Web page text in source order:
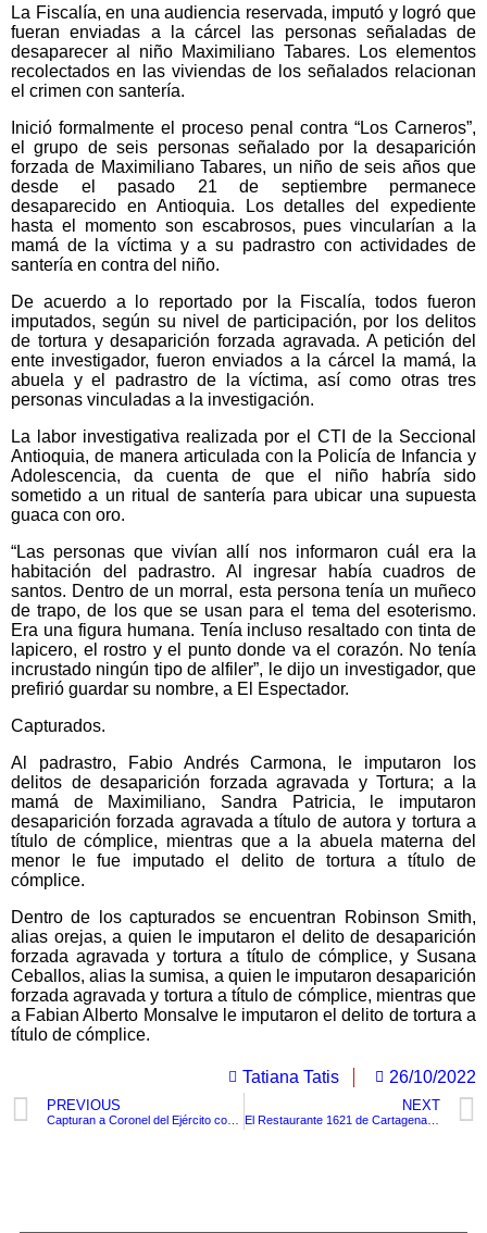
La Fiscalía, en una audiencia reservada, imputó y logró que
fueran enviadas a la cárcel las personas señaladas de
desaparecer al niño Maximiliano Tabares. Los elementos
recolectados en las viviendas de los señalados relacionan
el crimen con santería.
Inició formalmente el proceso penal contra “Los Carneros”,
el grupo de seis personas señalado por la desaparición
forzada de Maximiliano Tabares, un niño de seis años que
desde el pasado 21 de septiembre permanece
desaparecido en Antioquia. Los detalles del expediente
hasta el momento son escabrosos, pues vincularían a la
mamá de la víctima y a su padrastro con actividades de
santería en contra del niño.
De acuerdo a lo reportado por la Fiscalía, todos fueron
imputados, según su nivel de participación, por los delitos
de tortura y desaparición forzada agravada. A petición del
ente investigador, fueron enviados a la cárcel la mamá, la
abuela y el padrastro de la víctima, así como otras tres
personas vinculadas a la investigación.
La labor investigativa realizada por el CTI de la Seccional
Antioquia, de manera articulada con la Policía de Infancia y
Adolescencia, da cuenta de que el niño habría sido
sometido a un ritual de santería para ubicar una supuesta
guaca con oro.
“Las personas que vivían allí nos informaron cuál era la
habitación del padrastro. Al ingresar había cuadros de
santos. Dentro de un morral, esta persona tenía un muñeco
de trapo, de los que se usan para el tema del esoterismo.
Era una figura humana. Tenía incluso resaltado con tinta de
lapicero, el rostro y el punto donde va el corazón. No tenía
incrustado ningún tipo de alfiler”, le dijo un investigador, que
prefirió guardar su nombre, a El Espectador.
Capturados.
Al padrastro, Fabio Andrés Carmona, le imputaron los
delitos de desaparición forzada agravada y Tortura; a la
mamá de Maximiliano, Sandra Patricia, le imputaron
desaparición forzada agravada a título de autora y tortura a
título de cómplice, mientras que a la abuela materna del
menor le fue imputado el delito de tortura a título de
cómplice.
Dentro de los capturados se encuentran Robinson Smith,
alias orejas, a quien le imputaron el delito de desaparición
forzada agravada y tortura a título de cómplice, y Susana
Ceballos, alias la sumisa, a quien le imputaron desaparición
forzada agravada y tortura a título de cómplice, mientras que
a Fabian Alberto Monsalve le imputaron el delito de tortura a
título de cómplice.
Tatiana Tatis 26/10/2022
PREVIOUS NEXT
El Restaurante 1621 de Cartagena clasificó entre los 25 mejores restaurantes del mundo